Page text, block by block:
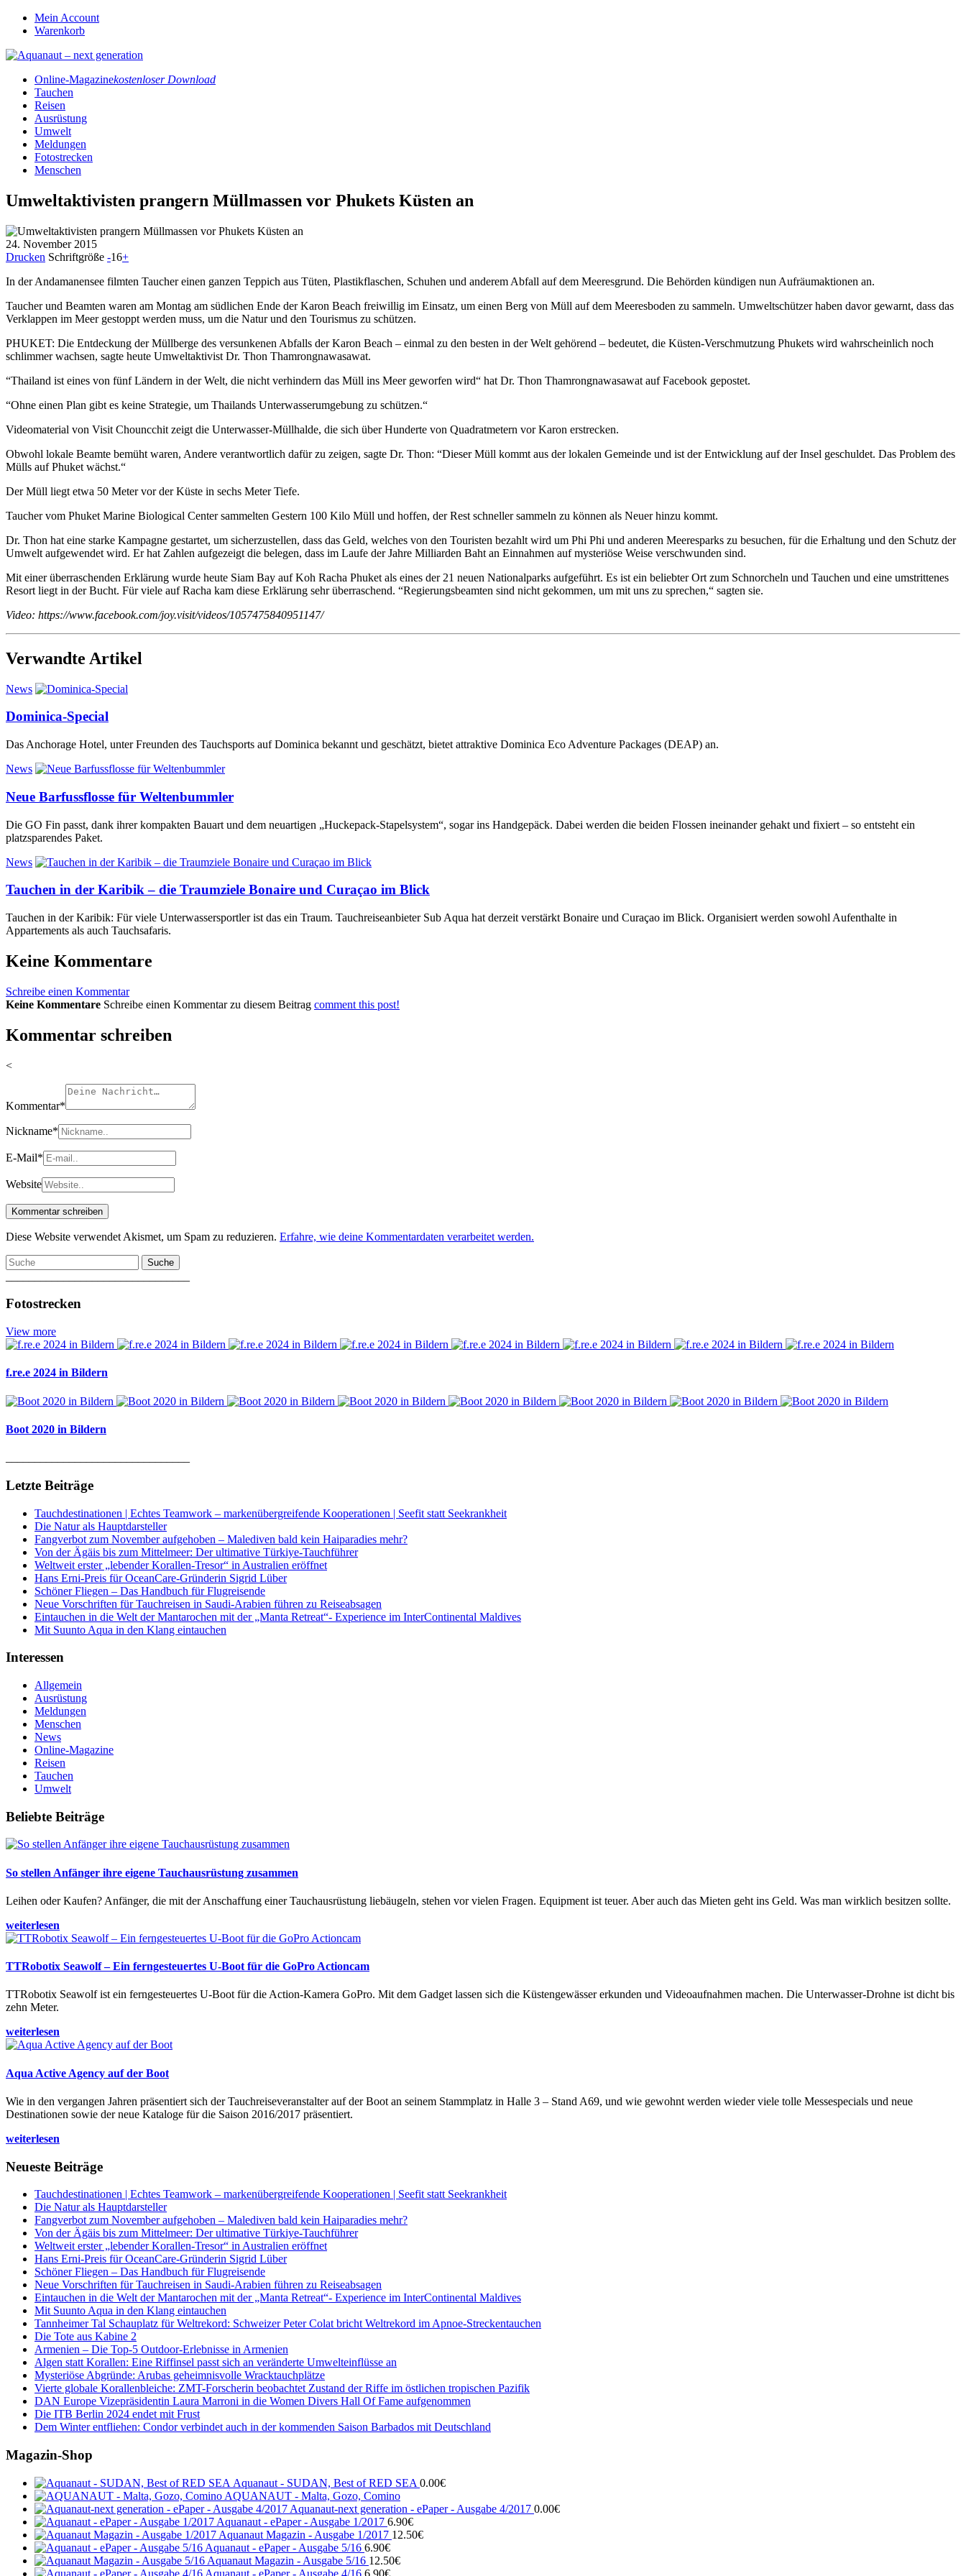
Mein Account
Warenkorb
Online-Magazinekostenloser Download
Tauchen
Reisen
Ausrüstung
Umwelt
Meldungen
Fotostrecken
Menschen
Umweltaktivisten prangern Müllmassen vor Phukets Küsten an
24. November 2015
Drucken Schriftgröße -16+
In der Andamanensee filmten Taucher einen ganzen Teppich aus Tüten, Plastikflaschen, Schuhen und anderem Abfall auf dem Meeresgrund. Die Behörden kündigen nun Aufräumaktionen an.
Taucher und Beamten waren am Montag am südlichen Ende der Karon Beach freiwillig im Einsatz, um einen Berg von Müll auf dem Meeresboden zu sammeln. Umweltschützer haben davor gewarnt, dass das
Verklappen im Meer gestoppt werden muss, um die Natur und den Tourismus zu schützen.
PHUKET: Die Entdeckung der Müllberge des versunkenen Abfalls der Karon Beach – einmal zu den besten in der Welt gehörend – bedeutet, die Küsten-Verschmutzung Phukets wird wahrscheinlich noch
schlimmer wachsen, sagte heute Umweltaktivist Dr. Thon Thamrongnawasawat.
“Thailand ist eines von fünf Ländern in der Welt, die nicht verhindern das Müll ins Meer geworfen wird“ hat Dr. Thon Thamrongnawasawat auf Facebook gepostet.
“Ohne einen Plan gibt es keine Strategie, um Thailands Unterwasserumgebung zu schützen.“
Videomaterial von Visit Chouncchit zeigt die Unterwasser-Müllhalde, die sich über Hunderte von Quadratmetern vor Karon erstrecken.
Obwohl lokale Beamte bemüht waren, Andere verantwortlich dafür zu zeigen, sagte Dr. Thon: “Dieser Müll kommt aus der lokalen Gemeinde und ist der Entwicklung auf der Insel geschuldet. Das Problem des
Mülls auf Phuket wächst.“
Der Müll liegt etwa 50 Meter vor der Küste in sechs Meter Tiefe.
Taucher vom Phuket Marine Biological Center sammelten Gestern 100 Kilo Müll und hoffen, der Rest schneller sammeln zu können als Neuer hinzu kommt.
Dr. Thon hat eine starke Kampagne gestartet, um sicherzustellen, dass das Geld, welches von den Touristen bezahlt wird um Phi Phi und anderen Meeresparks zu besuchen, für die Erhaltung und den Schutz der
Umwelt aufgewendet wird. Er hat Zahlen aufgezeigt die belegen, dass im Laufe der Jahre Milliarden Baht an Einnahmen auf mysteriöse Weise verschwunden sind.
Mit einer überraschenden Erklärung wurde heute Siam Bay auf Koh Racha Phuket als eines der 21 neuen Nationalparks aufgeführt. Es ist ein beliebter Ort zum Schnorcheln und Tauchen und eine umstrittenes
Resort liegt in der Bucht. Für viele auf Racha kam diese Erklärung sehr überraschend. “Regierungsbeamten sind nicht gekommen, um mit uns zu sprechen,“ sagten sie.
Video: https://www.facebook.com/joy.visit/videos/1057475840951147/
Verwandte Artikel
News
Dominica-Special
Das Anchorage Hotel, unter Freunden des Tauchsports auf Dominica bekannt und geschätzt, bietet attraktive Dominica Eco Adventure Packages (DEAP) an.
News
Neue Barfussflosse für Weltenbummler
Die GO Fin passt, dank ihrer kompakten Bauart und dem neuartigen „Huckepack-Stapelsystem“, sogar ins Handgepäck. Dabei werden die beiden Flossen ineinander gehakt und fixiert – so entsteht ein
platzsparendes Paket.
News
Tauchen in der Karibik – die Traumziele Bonaire und Curaçao im Blick
Tauchen in der Karibik: Für viele Unterwassersportler ist das ein Traum. Tauchreiseanbieter Sub Aqua hat derzeit verstärkt Bonaire und Curaçao im Blick. Organisiert werden sowohl Aufenthalte in
Appartements als auch Tauchsafaris.
Keine Kommentare
Schreibe einen Kommentar
Keine Kommentare Schreibe einen Kommentar zu diesem Beitrag comment this post!
Kommentar schreiben
<
Kommentar*
Nickname*
E-Mail*
Website
Diese Website verwendet Akismet, um Spam zu reduzieren. Erfahre, wie deine Kommentardaten verarbeitet werden.
Suche
Fotostrecken
View more
f.re.e 2024 in Bildern
Boot 2020 in Bildern
Letzte Beiträge
Tauchdestinationen | Echtes Teamwork – markenübergreifende Kooperationen | Seefit statt Seekrankheit
Die Natur als Hauptdarsteller
Fangverbot zum November aufgehoben – Malediven bald kein Haiparadies mehr?
Von der Ägäis bis zum Mittelmeer: Der ultimative Türkiye-Tauchführer
Weltweit erster „lebender Korallen-Tresor“ in Australien eröffnet
Hans Erni-Preis für OceanCare-Gründerin Sigrid Lüber
Schöner Fliegen – Das Handbuch für Flugreisende
Neue Vorschriften für Tauchreisen in Saudi-Arabien führen zu Reiseabsagen
Eintauchen in die Welt der Mantarochen mit der „Manta Retreat“- Experience im InterContinental Maldives
Mit Suunto Aqua in den Klang eintauchen
Interessen
Allgemein
Ausrüstung
Meldungen
Menschen
News
Online-Magazine
Reisen
Tauchen
Umwelt
Beliebte Beiträge
So stellen Anfänger ihre eigene Tauchausrüstung zusammen
Leihen oder Kaufen? Anfänger, die mit der Anschaffung einer Tauchausrüstung liebäugeln, stehen vor vielen Fragen. Equipment ist teuer. Aber auch das Mieten geht ins Geld. Was man wirklich besitzen sollte.
weiterlesen
TTRobotix Seawolf – Ein ferngesteuertes U-Boot für die GoPro Actioncam
TTRobotix Seawolf ist ein ferngesteuertes U-Boot für die Action-Kamera GoPro. Mit dem Gadget lassen sich die Küstengewässer erkunden und Videoaufnahmen machen. Die Unterwasser-Drohne ist dicht bis
zehn Meter.
weiterlesen
Aqua Active Agency auf der Boot
Wie in den vergangen Jahren präsentiert sich der Tauchreiseveranstalter auf der Boot an seinem Stammplatz in Halle 3 – Stand A69, und wie gewohnt werden wieder viele tolle Messespecials und neue
Destinationen sowie der neue Kataloge für die Saison 2016/2017 präsentiert.
weiterlesen
Neueste Beiträge
Tauchdestinationen | Echtes Teamwork – markenübergreifende Kooperationen | Seefit statt Seekrankheit
Die Natur als Hauptdarsteller
Fangverbot zum November aufgehoben – Malediven bald kein Haiparadies mehr?
Von der Ägäis bis zum Mittelmeer: Der ultimative Türkiye-Tauchführer
Weltweit erster „lebender Korallen-Tresor“ in Australien eröffnet
Hans Erni-Preis für OceanCare-Gründerin Sigrid Lüber
Schöner Fliegen – Das Handbuch für Flugreisende
Neue Vorschriften für Tauchreisen in Saudi-Arabien führen zu Reiseabsagen
Eintauchen in die Welt der Mantarochen mit der „Manta Retreat“- Experience im InterContinental Maldives
Mit Suunto Aqua in den Klang eintauchen
Tannheimer Tal Schauplatz für Weltrekord: Schweizer Peter Colat bricht Weltrekord im Apnoe-Streckentauchen
Die Tote aus Kabine 2
Armenien – Die Top-5 Outdoor-Erlebnisse in Armenien
Algen statt Korallen: Eine Riffinsel passt sich an veränderte Umwelteinflüsse an
Mysteriöse Abgründe: Arubas geheimnisvolle Wracktauchplätze
Vierte globale Korallenbleiche: ZMT-Forscherin beobachtet Zustand der Riffe im östlichen tropischen Pazifik
DAN Europe Vizepräsidentin Laura Marroni in die Women Divers Hall Of Fame aufgenommen
Die ITB Berlin 2024 endet mit Frust
Dem Winter entfliehen: Condor verbindet auch in der kommenden Saison Barbados mit Deutschland
Magazin-Shop
Aquanaut - SUDAN, Best of RED SEA 0.00€
AQUANAUT - Malta, Gozo, Comino
Aquanaut-next generation - ePaper - Ausgabe 4/2017 0.00€
Aquanaut - ePaper - Ausgabe 1/2017 6.90€
Aquanaut Magazin - Ausgabe 1/2017 12.50€
Aquanaut - ePaper - Ausgabe 5/16 6.90€
Aquanaut Magazin - Ausgabe 5/16 12.50€
Aquanaut - ePaper - Ausgabe 4/16 6.90€